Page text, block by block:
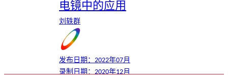
电镜中的应用
刘轶群
发布日期：2022年07月
录制日期：2020年12月